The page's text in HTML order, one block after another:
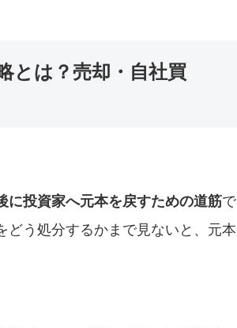
とは？売却・自社買
に投資家へ元本を戻すための道筋で
どう処分するかまで見ないと、元本